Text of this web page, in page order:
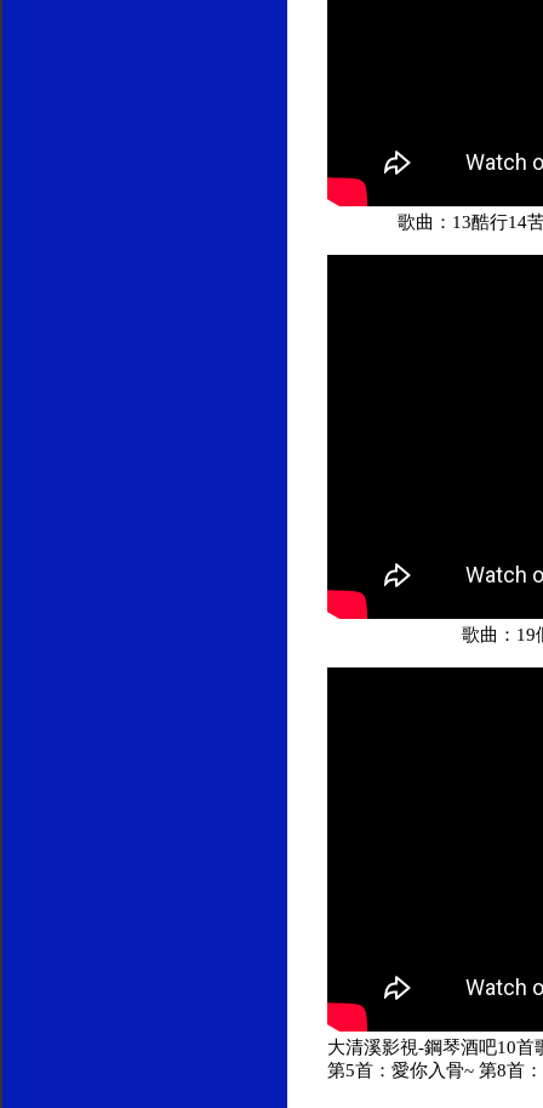
歌曲：13酷行14
歌曲：19
大清溪影視-鋼琴酒吧10首
第5首：愛你入骨~ 第8首